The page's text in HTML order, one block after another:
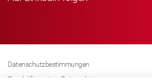
Datenschutzbestimmungen
Geschäftspartner Datenschutz